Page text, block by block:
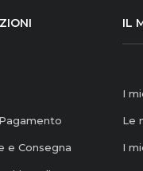
e Consegna
IL
I
Le
I